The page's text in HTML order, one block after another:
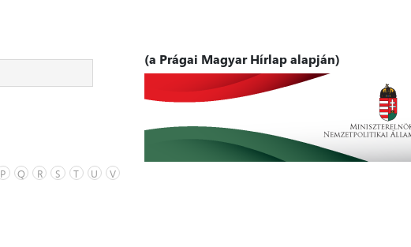
P Q R S T U
V
(a Prágai Magyar Hírlap alapján)